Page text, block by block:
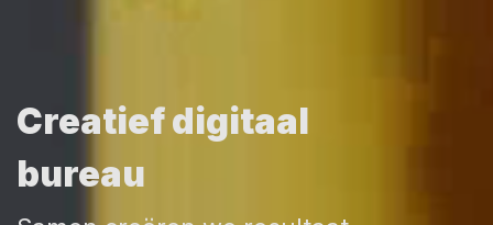
Creatief digitaal
bureau